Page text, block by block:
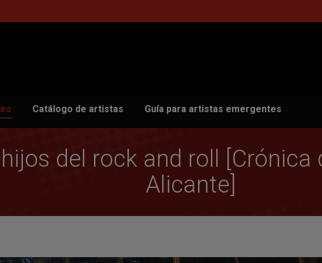
Catálogo de artistas Guía para artistas emergentes
del rock and roll [Crónica
Alicante]